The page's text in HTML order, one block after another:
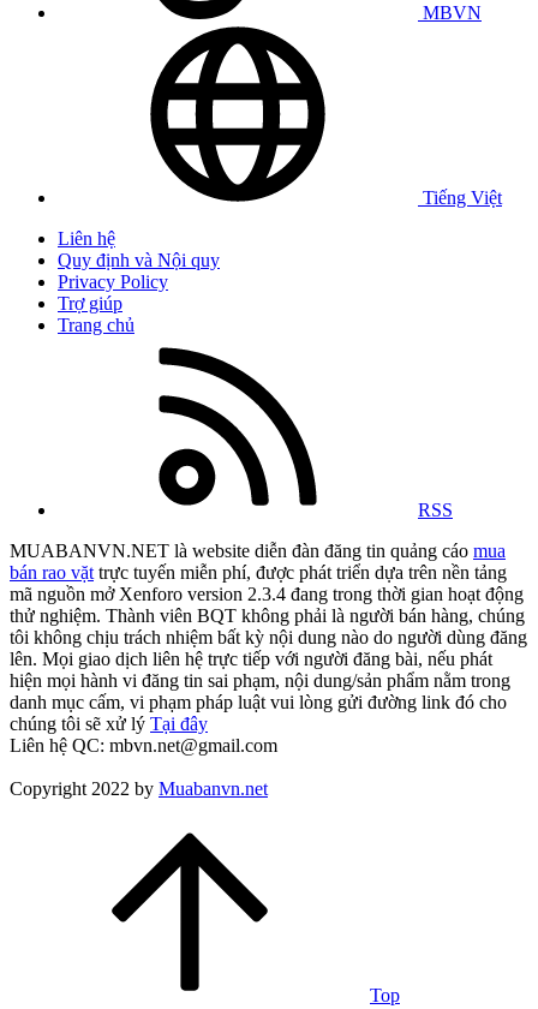
MBVN
Tiếng Việt
Liên hệ
Quy định và Nội quy
Privacy Policy
Trợ giúp
Trang chủ
RSS
MUABANVN.NET là website diễn đàn đăng tin quảng cáo mua
bán rao vặt trực tuyến miễn phí, được phát triển dựa trên nền tảng
mã nguồn mở Xenforo version 2.3.4 đang trong thời gian hoạt động
thử nghiệm. Thành viên BQT không phải là người bán hàng, chúng
tôi không chịu trách nhiệm bất kỳ nội dung nào do người dùng đăng
lên. Mọi giao dịch liên hệ trực tiếp với người đăng bài, nếu phát
hiện mọi hành vi đăng tin sai phạm, nội dung/sản phẩm nằm trong
danh mục cấm, vi phạm pháp luật vui lòng gửi đường link đó cho
chúng tôi sẽ xử lý Tại đây
Liên hệ QC: mbvn.net@gmail.com
Copyright 2022 by Muabanvn.net
Top